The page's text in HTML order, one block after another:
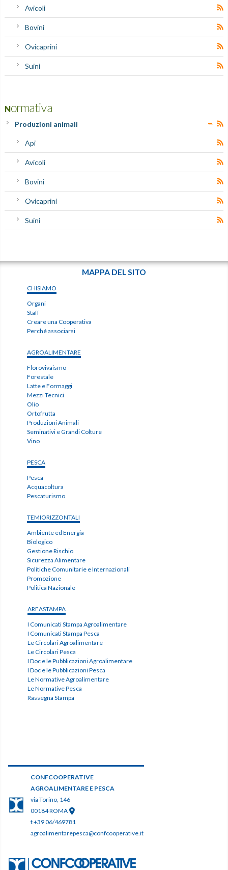
Avicoli
Bovini
Ovicaprini
Suini
Normativa
Produzioni animali
Api
Avicoli
Bovini
Ovicaprini
Suini
CONFCOOPERATIVE
AGROALIMENTARE E PESCA
via Torino, 146
00184 ROMA
t +39 06/469781
agroalimentarepesca@confcooperative.it
MAPPA DEL SITO
CHISIAMO
Organi
Staff
Creare una Cooperativa
Perché associarsi
AGROALIMENTARE
Florovivaismo
Forestale
Latte e Formaggi
Mezzi Tecnici
Olio
Ortofrutta
Produzioni Animali
Seminativi e Grandi Colture
Vino
PESCA
Pesca
Acquacoltura
Pescaturismo
TEMIORIZZONTALI
Ambiente ed Energia
Biologico
Gestione Rischio
Sicurezza Alimentare
Politiche Comunitarie e Internazionali
Promozione
Politica Nazionale
AREASTAMPA
I Comunicati Stampa Agroalimentare
I Comunicati Stampa Pesca
Le Circolari Agroalimentare
Le Circolari Pesca
I Doc e le Pubblicazioni Agroalimentare
I Doc e le Pubblicazioni Pesca
Le Normative Agroalimentare
Le Normative Pesca
Rassegna Stampa